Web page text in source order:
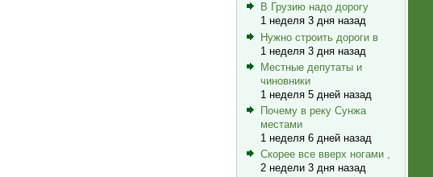
В Грузию надо дорогу
1 неделя 3 дня назад
Нужно строить дороги в
1 неделя 3 дня назад
Местные депутаты и
чиновники
1 неделя 5 дней назад
Почему в реку Сунжа
местами
1 неделя 6 дней назад
Скорее все вверх ногами ,
2 недели 3 дня назад